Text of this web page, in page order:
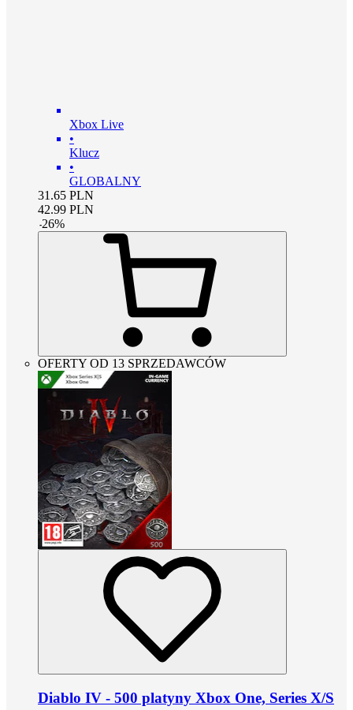
Xbox Live
•
Klucz
•
GLOBALNY
31.65 PLN
42.99 PLN
-26%
OFERTY OD 13 SPRZEDAWCÓW
Diablo IV - 500 platyny Xbox One, Series X/S